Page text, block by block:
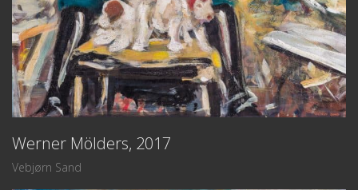
Werner Mölders, 2017
Vebjørn Sand